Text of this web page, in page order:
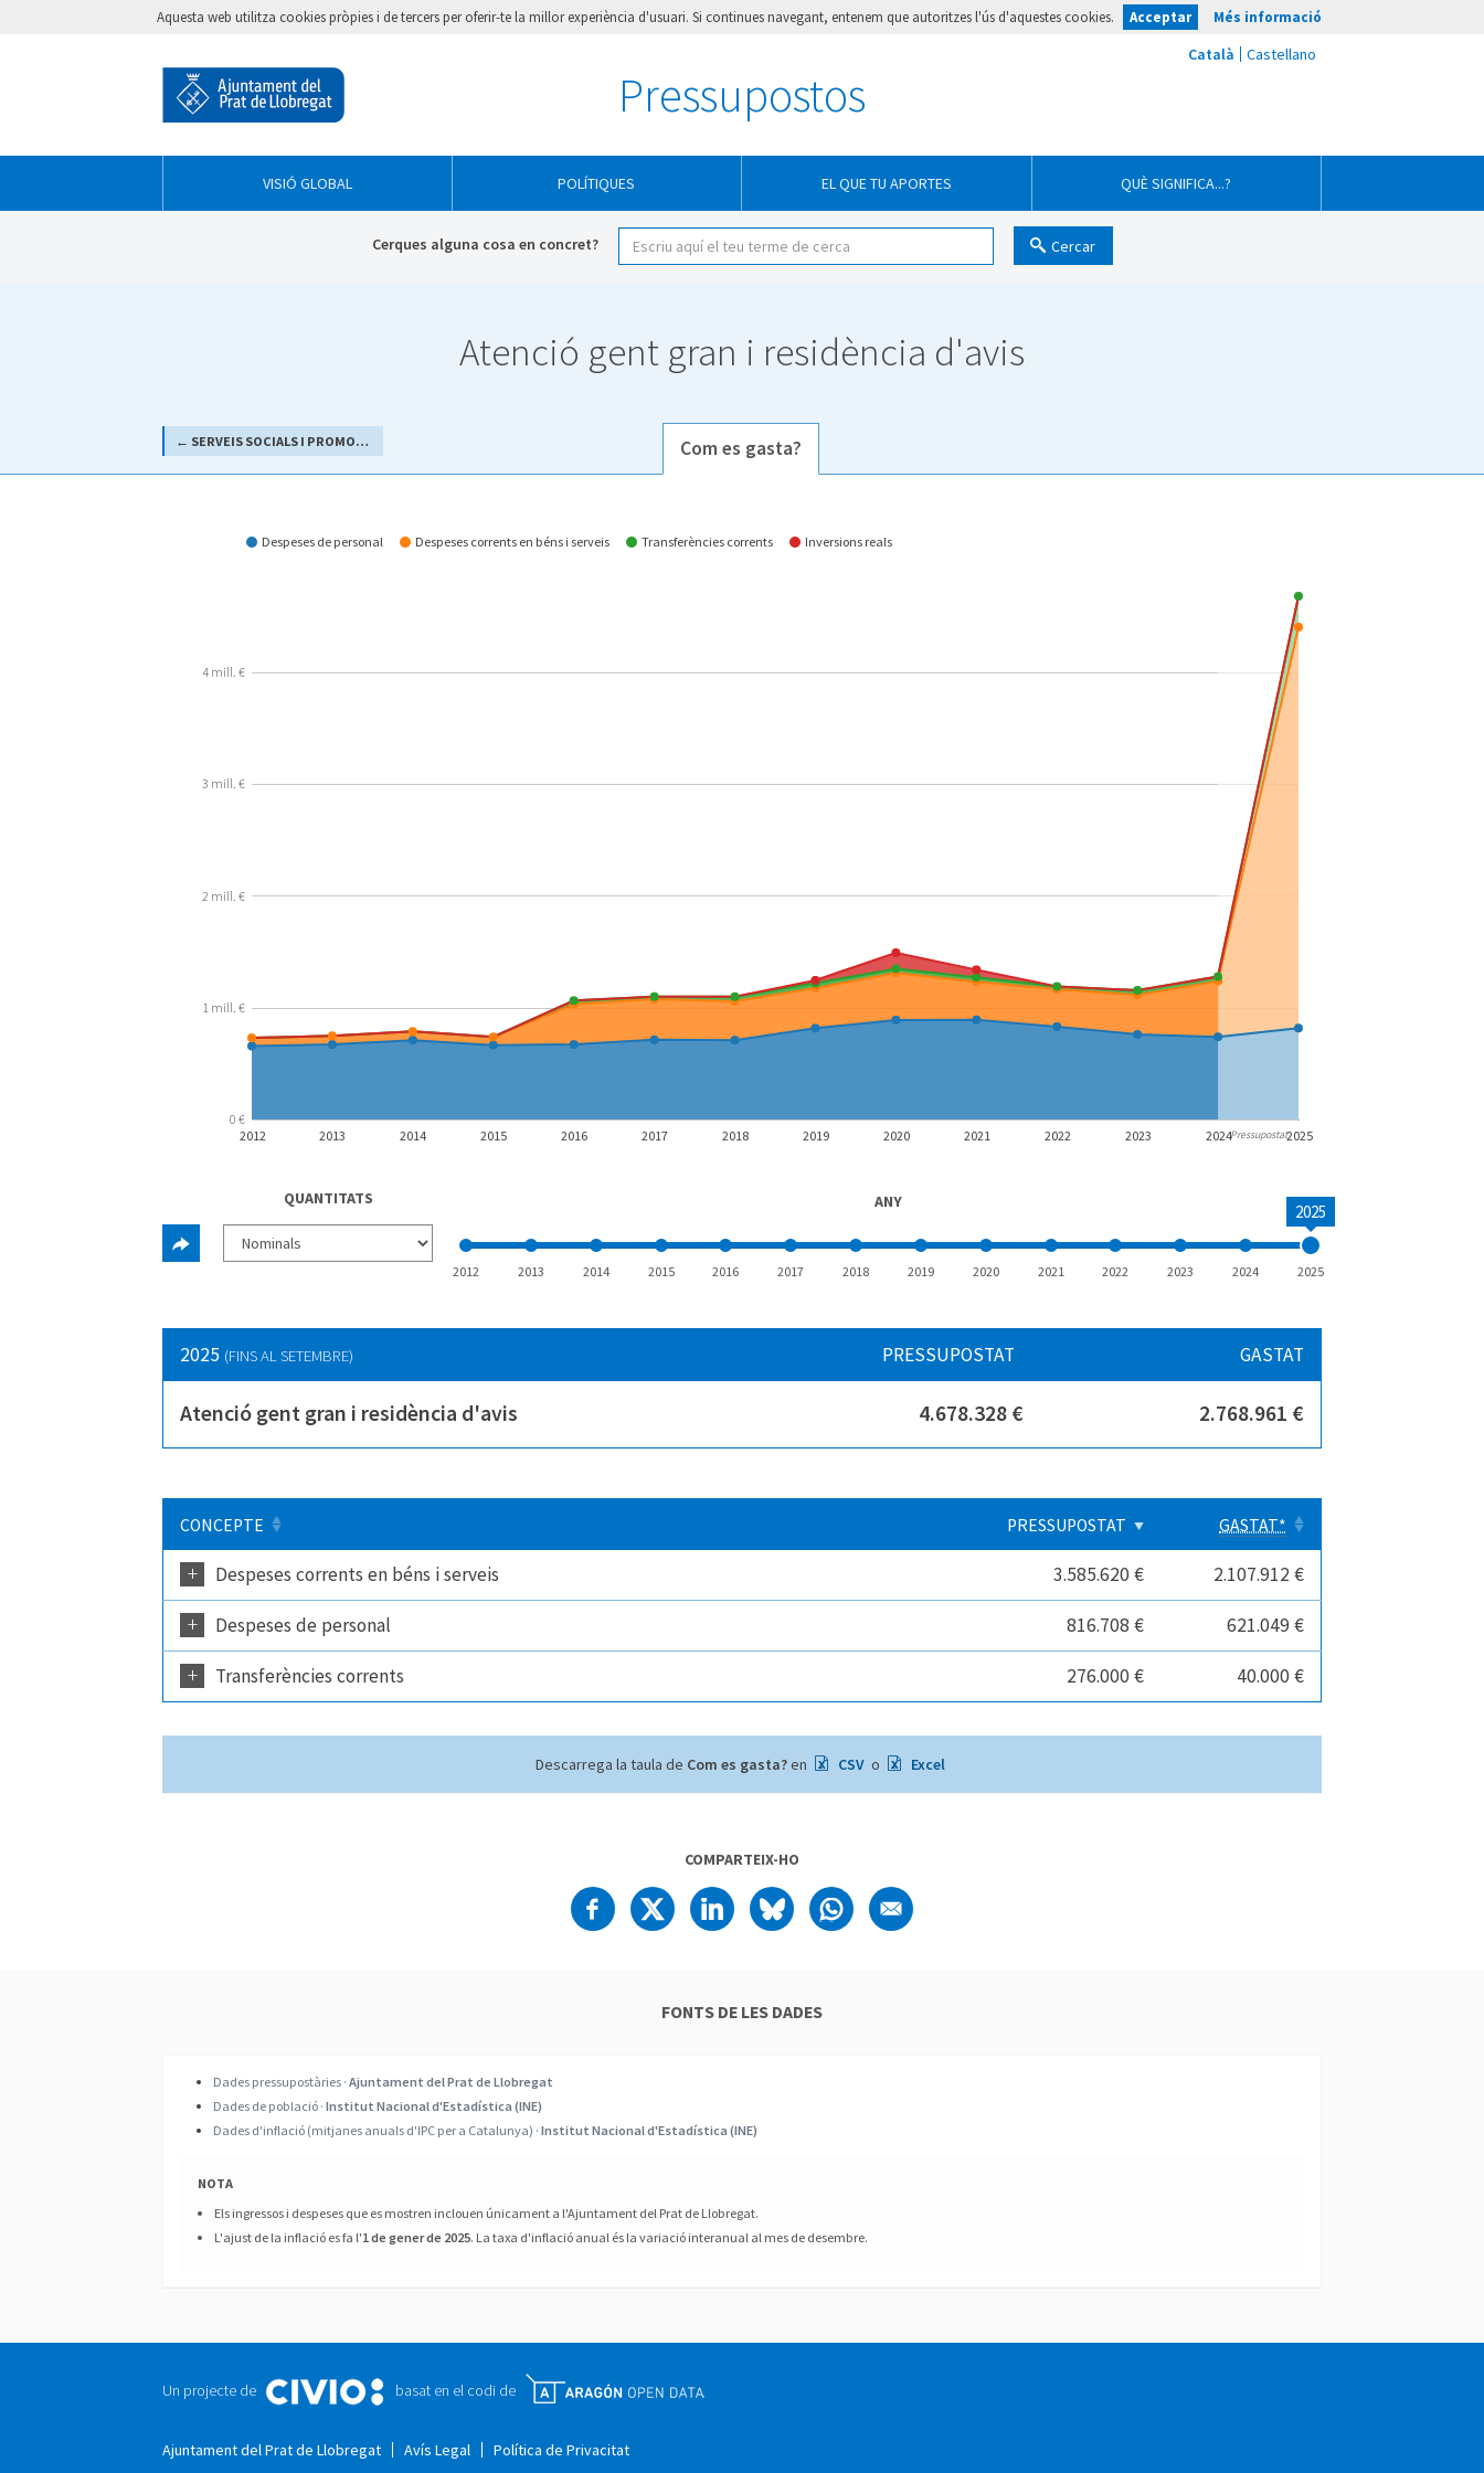
Aquesta web utilitza cookies pròpies i de tercers per oferir-te la millor experiència d'usuari. Si continues navegant, entenem que autoritzes l'ús d'aquestes cookies. Acceptar Més informació
Pressupostos
VISIÓ GLOBAL POLÍTIQUES EL QUE TU APORTES QUÈ SIGNIFICA...?
Cerques alguna cosa en concret? Cercar
← SERVEIS SOCIALS I PROMOCIÓ SOCIAL
Atenció gent gran i residència d'avis
Com es gasta?
Despeses de personal Despeses corrents en béns i serveis Transferències corrents Inversions reals
2012 2013 2014 2015 2016 2017 2018 2019 2020 2021 2022 2023 2024 2025
0 €
1 mill. €
2 mill. €
3 mill. €
4 mill. €
Pressupostat
QUANTITATS ANY 2025
2012 2013 2014 2015 2016 2017 2018 2019 2020 2021 2022 2023 2024 2025
2025 (FINS AL SETEMBRE) PRESSUPOSTAT GASTAT
Atenció gent gran i residència d'avis 4.678.328 € 2.768.961 €
CONCEPTE PRESSUPOSTAT GASTAT*
+ Despeses corrents en béns i serveis 3.585.620 € 2.107.912 €
+ Despeses de personal 816.708 € 621.049 €
+ Transferències corrents 276.000 € 40.000 €
Descarrega la taula de Com es gasta?en CSV o Excel
COMPARTEIX-HO
FONTS DE LES DADES
Dades pressupostàries · Ajuntament del Prat de Llobregat
Dades de població · Institut Nacional d'Estadística (INE)
Dades d'inflació (mitjanes anuals d'IPC per a Catalunya) · Institut Nacional d'Estadística (INE)
NOTA
Els ingressos i despeses que es mostren inclouen únicament a l'Ajuntament del Prat de Llobregat.
L'ajust de la inflació es fa l'1 de gener de 2025. La taxa d'inflació anual és la variació interanual al mes de desembre.
Un projecte de basat en el codi de
Ajuntament del Prat de Llobregat Avís Legal Política de Privacitat